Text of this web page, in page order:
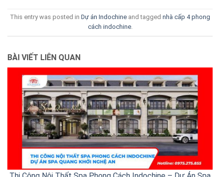
This entry was posted in Dự án Indochine and tagged nhà cấp 4 phong
cách indochine.
BÀI VIẾT LIÊN QUAN